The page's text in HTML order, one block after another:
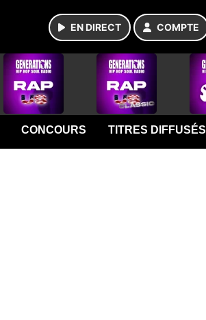
EN DIRECT COMPTE
CONCOURS TITRES DIFFUSÉS